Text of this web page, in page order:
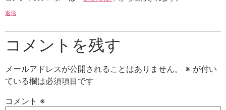
返信
コメントを残す
メールアドレスが公開されることはありません。 ※ が付い
ている欄は必須項目です
コメント ※